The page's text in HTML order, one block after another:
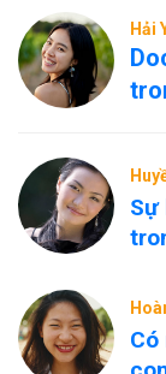
Hải
Sự